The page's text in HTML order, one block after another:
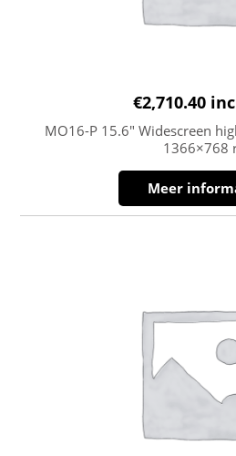
€2,710.40
MO16-P 15.6″ Widescreen
1366×768
Meer